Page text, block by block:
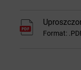
Format: